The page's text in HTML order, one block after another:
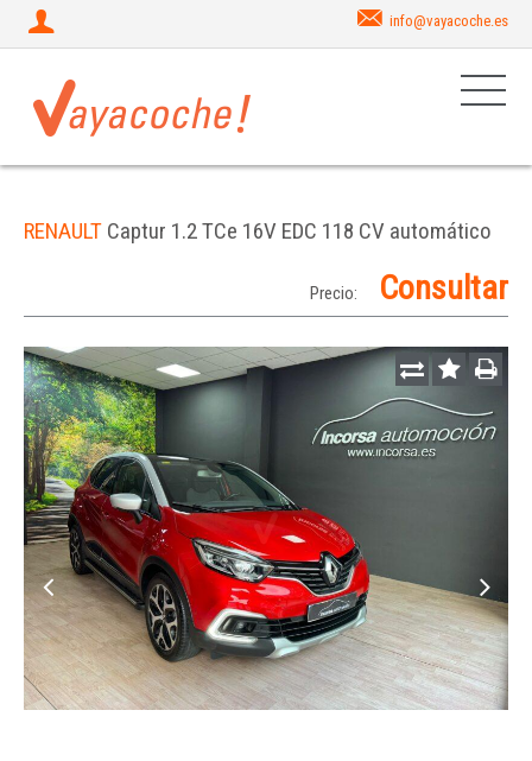
info@vayacoche.es
RENAULT Captur 1.2 TCe 16V EDC 118 CV automático
Precio: Consultar